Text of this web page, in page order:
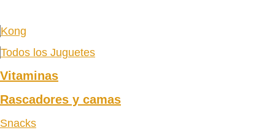
Kong
Todos los Juguetes
Vitaminas
Rascadores y camas
Snacks